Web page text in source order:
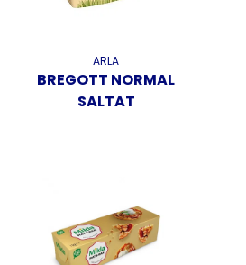
ARLA
BREGOTT NORMAL
SALTAT